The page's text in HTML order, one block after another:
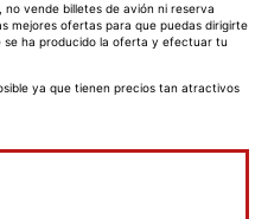
vende billetes de avión ni reserva
mejores ofertas para que puedas dirigirte
se ha producido la oferta y efectuar tu
ya que tienen precios tan atractivos